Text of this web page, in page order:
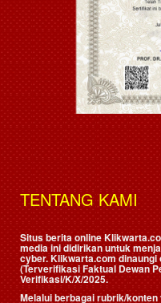
TENTANG KAMI
Situs berita online
media ini didirikan untuk
cyber. Klikwarta.com dinaungi
(Terverifikasi Faktual Dewan
Verifikasi/K/X/2025.
Melalui berbagai rubrik/